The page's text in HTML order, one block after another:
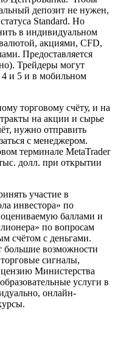
депозит не нужен,
Standard. Но
в индивидуальном
акциями, CFD,
Предоставляется
Трейдеры могут
4 и 5 и в мобильном
торговому счёту, и на
на акции и сырье
нужно отправить
с менеджером.
терминале MetaTrader
долл. при открытии
участие в
инвестора» по
баллами и
по вопросам
счётом с деньгами.
большие возможности
сигналы,
Министерства
услуги в
онлайн-